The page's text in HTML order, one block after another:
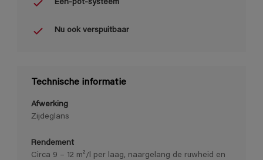
Één-pot-systeem
Nu ook verspuitbaar
Technische informatie
Afwerking
Zijdeglans
Rendement
Circa 9 – 12 m²/l per laag, naargelang de ruwheid en